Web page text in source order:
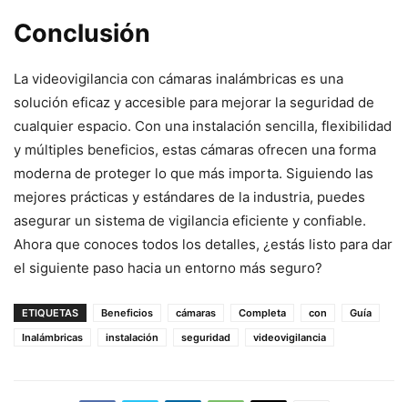
Conclusión
La videovigilancia con cámaras inalámbricas es una
solución eficaz y accesible para mejorar la seguridad de
cualquier espacio. Con una instalación sencilla, flexibilidad
y múltiples beneficios, estas cámaras ofrecen una forma
moderna de proteger lo que más importa. Siguiendo las
mejores prácticas y estándares de la industria, puedes
asegurar un sistema de vigilancia eficiente y confiable.
Ahora que conoces todos los detalles, ¿estás listo para dar
el siguiente paso hacia un entorno más seguro?
ETIQUETAS Beneficios cámaras Completa con
Guía
Inalámbricas
instalación seguridad videovigilancia